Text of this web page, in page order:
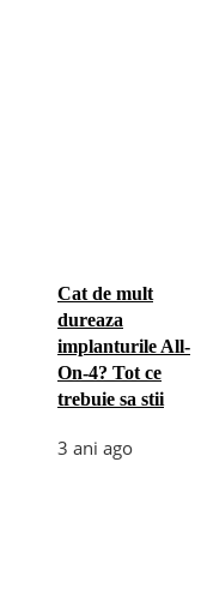
Cat de mult
dureaza
implanturile All-
On-4? Tot ce
trebuie sa stii
3 ani ago